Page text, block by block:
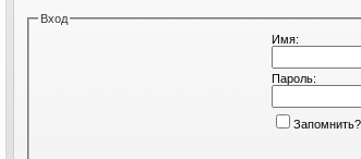
Вход
Имя:
Пароль:
Запомнить?